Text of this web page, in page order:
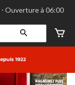
⋅ Ouverture à 06:00